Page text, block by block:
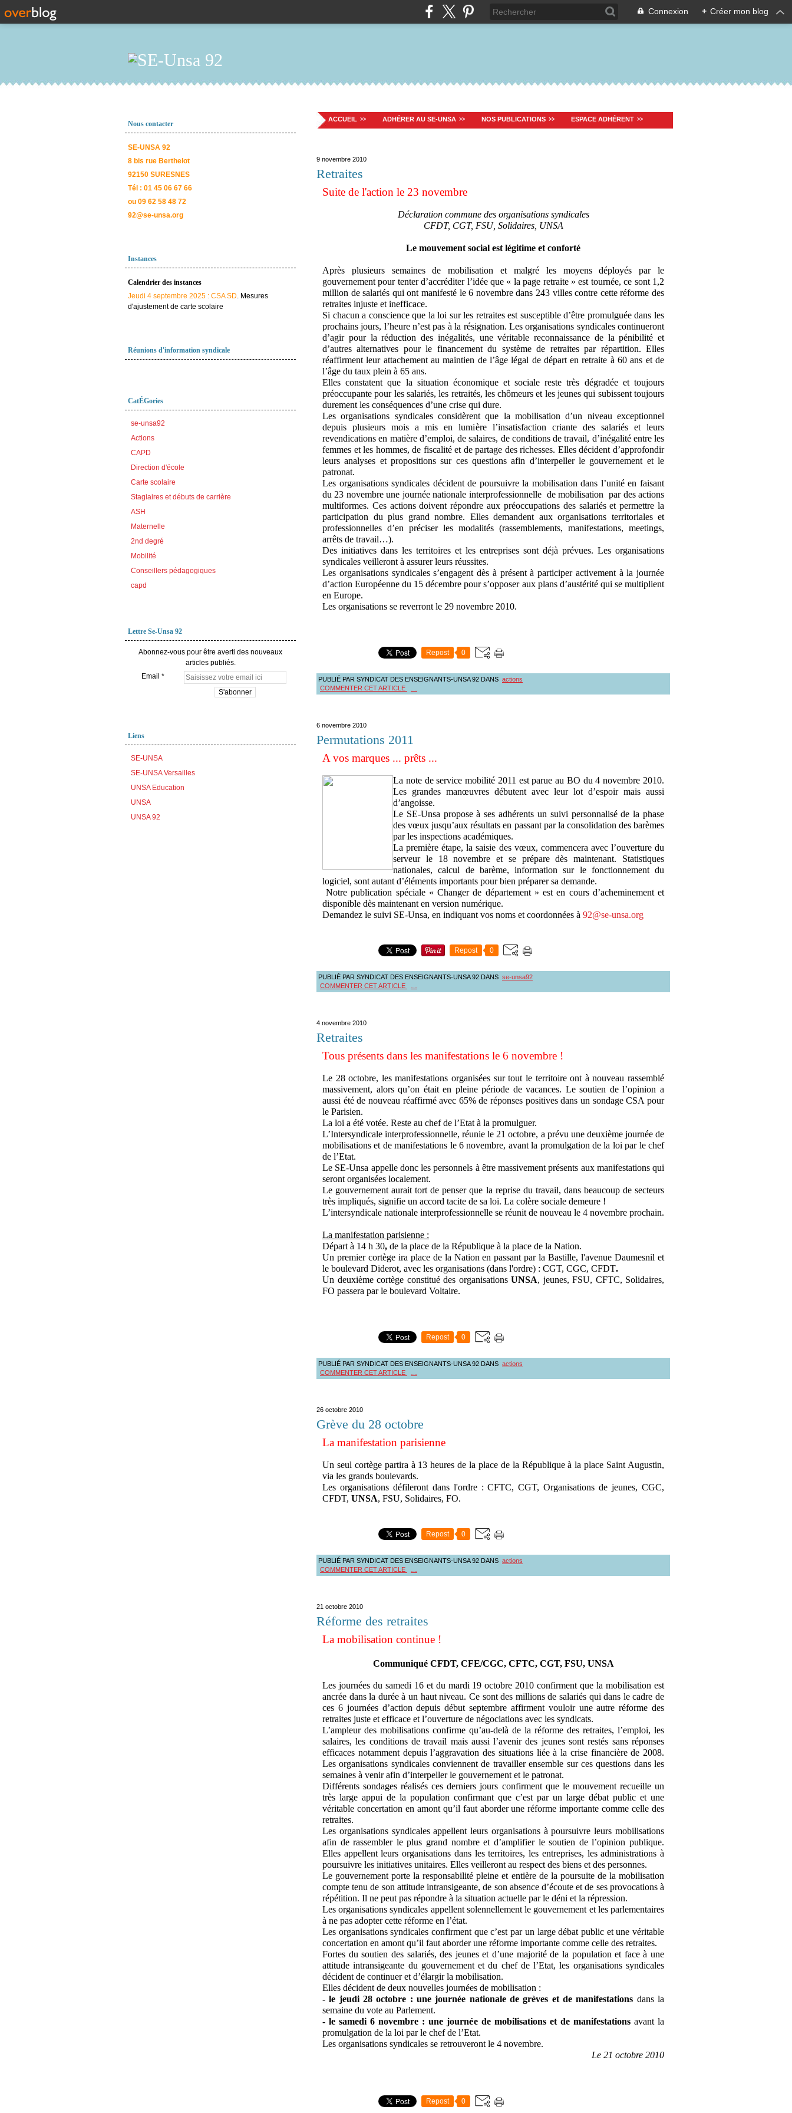
Connexion + Créer mon blog
Nous contacter
SE-UNSA 92
8 bis rue Berthelot
92150 SURESNES
Tél : 01 45 06 67 66
ou 09 62 58 48 72
92@se-unsa.org
Instances
Calendrier des instances
Jeudi 4 septembre 2025 : CSA SD. Mesures
d'ajustement de carte scolaire
Réunions d'information syndicale
CatÉGories
se-unsa92
Actions
CAPD
Direction d'école
Carte scolaire
Stagiaires et débuts de carrière
ASH
Maternelle
2nd degré
Mobilité
Conseillers pédagogiques
capd
Lettre Se-Unsa 92
Abonnez-vous pour être averti des nouveaux
articles publiés.
Email
Liens
SE-UNSA
SE-UNSA Versailles
UNSA Education
UNSA
UNSA 92
ACCUEIL ADHÉRER AU SE-UNSA NOS PUBLICATIONS ESPACE ADHÉRENT
9 novembre 2010
Retraites
Suite de l'action le 23 novembre
Déclaration commune des organisations syndicales
CFDT, CGT, FSU, Solidaires, UNSA
Le mouvement social est légitime et conforté
Après plusieurs semaines de mobilisation et malgré les moyens déployés par le
gouvernement pour tenter d’accréditer l’idée que « la page retraite » est tournée, ce sont 1,2
million de salariés qui ont manifesté le 6 novembre dans 243 villes contre cette réforme des
retraites injuste et inefficace.
Si chacun a conscience que la loi sur les retraites est susceptible d’être promulguée dans les
prochains jours, l’heure n’est pas à la résignation. Les organisations syndicales continueront
d’agir pour la réduction des inégalités, une véritable reconnaissance de la pénibilité et
d’autres alternatives pour le financement du système de retraites par répartition. Elles
réaffirment leur attachement au maintien de l’âge légal de départ en retraite à 60 ans et de
l’âge du taux plein à 65 ans.
Elles constatent que la situation économique et sociale reste très dégradée et toujours
préoccupante pour les salariés, les retraités, les chômeurs et les jeunes qui subissent toujours
durement les conséquences d’une crise qui dure.
Les organisations syndicales considèrent que la mobilisation d’un niveau exceptionnel
depuis plusieurs mois a mis en lumière l’insatisfaction criante des salariés et leurs
revendications en matière d’emploi, de salaires, de conditions de travail, d’inégalité entre les
femmes et les hommes, de fiscalité et de partage des richesses. Elles décident d’approfondir
leurs analyses et propositions sur ces questions afin d’interpeller le gouvernement et le
patronat.
Les organisations syndicales décident de poursuivre la mobilisation dans l’unité en faisant
du 23 novembre une journée nationale interprofessionnelle de mobilisation par des actions
multiformes. Ces actions doivent répondre aux préoccupations des salariés et permettre la
participation du plus grand nombre. Elles demandent aux organisations territoriales et
professionnelles d’en préciser les modalités (rassemblements, manifestations, meetings,
arrêts de travail…).
Des initiatives dans les territoires et les entreprises sont déjà prévues. Les organisations
syndicales veilleront à assurer leurs réussites.
Les organisations syndicales s’engagent dès à présent à participer activement à la journée
d’action Européenne du 15 décembre pour s’opposer aux plans d’austérité qui se multiplient
en Europe.
Les organisations se reverront le 29 novembre 2010.
Repost 0
PUBLIÉ PAR SYNDICAT DES ENSEIGNANTS-UNSA 92 DANS actions
COMMENTER CET ARTICLE
6 novembre 2010
Permutations 2011
A vos marques ... prêts ...
La note de service mobilité 2011 est parue au BO du 4 novembre 2010.
Les grandes manœuvres débutent avec leur lot d’espoir mais aussi
d’angoisse.
Le SE-Unsa propose à ses adhérents un suivi personnalisé de la phase
des vœux jusqu’aux résultats en passant par la consolidation des barèmes
par les inspections académiques.
La première étape, la saisie des vœux, commencera avec l’ouverture du
serveur le 18 novembre et se prépare dès maintenant. Statistiques
nationales, calcul de barème, information sur le fonctionnement du
logiciel, sont autant d’éléments importants pour bien préparer sa demande.
Notre publication spéciale « Changer de département » est en cours d’acheminement et
disponible dès maintenant en version numérique.
Demandez le suivi SE-Unsa, en indiquant vos noms et coordonnées à 92@se-unsa.org
Repost 0
PUBLIÉ PAR SYNDICAT DES ENSEIGNANTS-UNSA 92 DANS se-unsa92
COMMENTER CET ARTICLE
4 novembre 2010
Retraites
Tous présents dans les manifestations le 6 novembre !
Le 28 octobre, les manifestations organisées sur tout le territoire ont à nouveau rassemblé
massivement, alors qu’on était en pleine période de vacances. Le soutien de l’opinion a
aussi été de nouveau réaffirmé avec 65% de réponses positives dans un sondage CSA pour
le Parisien.
La loi a été votée. Reste au chef de l’Etat à la promulguer.
L’Intersyndicale interprofessionnelle, réunie le 21 octobre, a prévu une deuxième journée de
mobilisations et de manifestations le 6 novembre, avant la promulgation de la loi par le chef
de l’Etat.
Le SE-Unsa appelle donc les personnels à être massivement présents aux manifestations qui
seront organisées localement.
Le gouvernement aurait tort de penser que la reprise du travail, dans beaucoup de secteurs
très impliqués, signifie un accord tacite de sa loi. La colère sociale demeure !
L’intersyndicale nationale interprofessionnelle se réunit de nouveau le 4 novembre prochain.
La manifestation parisienne :
Départ à 14 h 30, de la place de la République à la place de la Nation.
Un premier cortège ira place de la Nation en passant par la Bastille, l'avenue Daumesnil et
le boulevard Diderot, avec les organisations (dans l'ordre) : CGT, CGC, CFDT.
Un deuxième cortège constitué des organisations UNSA, jeunes, FSU, CFTC, Solidaires,
FO passera par le boulevard Voltaire.
Repost 0
PUBLIÉ PAR SYNDICAT DES ENSEIGNANTS-UNSA 92 DANS actions
COMMENTER CET ARTICLE
26 octobre 2010
Grève du 28 octobre
La manifestation parisienne
Un seul cortège partira à 13 heures de la place de la République à la place Saint Augustin,
via les grands boulevards.
Les organisations défileront dans l'ordre : CFTC, CGT, Organisations de jeunes, CGC,
CFDT, UNSA, FSU, Solidaires, FO.
Repost 0
PUBLIÉ PAR SYNDICAT DES ENSEIGNANTS-UNSA 92 DANS actions
COMMENTER CET ARTICLE
21 octobre 2010
Réforme des retraites
La mobilisation continue !
Communiqué CFDT, CFE/CGC, CFTC, CGT, FSU, UNSA
Les journées du samedi 16 et du mardi 19 octobre 2010 confirment que la mobilisation est
ancrée dans la durée à un haut niveau. Ce sont des millions de salariés qui dans le cadre de
ces 6 journées d’action depuis début septembre affirment vouloir une autre réforme des
retraites juste et efficace et l’ouverture de négociations avec les syndicats.
L’ampleur des mobilisations confirme qu’au-delà de la réforme des retraites, l’emploi, les
salaires, les conditions de travail mais aussi l’avenir des jeunes sont restés sans réponses
efficaces notamment depuis l’aggravation des situations liée à la crise financière de 2008.
Les organisations syndicales conviennent de travailler ensemble sur ces questions dans les
semaines à venir afin d’interpeller le gouvernement et le patronat.
Différents sondages réalisés ces derniers jours confirment que le mouvement recueille un
très large appui de la population confirmant que c’est par un large débat public et une
véritable concertation en amont qu’il faut aborder une réforme importante comme celle des
retraites.
Les organisations syndicales appellent leurs organisations à poursuivre leurs mobilisations
afin de rassembler le plus grand nombre et d’amplifier le soutien de l’opinion publique.
Elles appellent leurs organisations dans les territoires, les entreprises, les administrations à
poursuivre les initiatives unitaires. Elles veilleront au respect des biens et des personnes.
Le gouvernement porte la responsabilité pleine et entière de la poursuite de la mobilisation
compte tenu de son attitude intransigeante, de son absence d’écoute et de ses provocations à
répétition. Il ne peut pas répondre à la situation actuelle par le déni et la répression.
Les organisations syndicales appellent solennellement le gouvernement et les parlementaires
à ne pas adopter cette réforme en l’état.
Les organisations syndicales confirment que c’est par un large débat public et une véritable
concertation en amont qu’il faut aborder une réforme importante comme celle des retraites.
Fortes du soutien des salariés, des jeunes et d’une majorité de la population et face à une
attitude intransigeante du gouvernement et du chef de l’Etat, les organisations syndicales
décident de continuer et d’élargir la mobilisation.
Elles décident de deux nouvelles journées de mobilisation :
- le jeudi 28 octobre : une journée nationale de grèves et de manifestations dans la
semaine du vote au Parlement.
- le samedi 6 novembre : une journée de mobilisations et de manifestationsavant la
promulgation de la loi par le chef de l’Etat.
Les organisations syndicales se retrouveront le 4 novembre.
Le 21 octobre 2010
Repost 0